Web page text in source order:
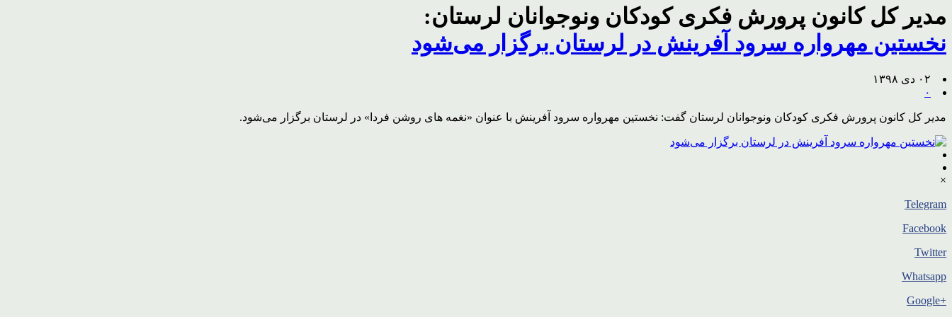
مدیر کل کانون پرورش فکری کودکان ونوجوانان لرستان:
نخستین مهرواره سرود آفرینش در لرستان برگزار می‌شود
۰۲ دی ۱۳۹۸
۰
مدیر کل کانون پرورش فکری کودکان ونوجوانان لرستان گفت: نخستین مهرواره سرود آفرینش با عنوان «نغمه های روشن فردا» در لرستان برگزار می‌شود.
×
Telegram
Facebook
Twitter
Whatsapp
+Google